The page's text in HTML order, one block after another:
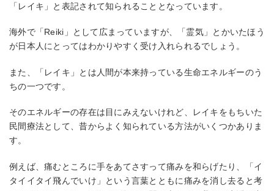
「レイキ」と表記されて知られることとなっています。
海外で「Reiki」として広まっていますが、「霊気」とかいたほう
が日本人にとってはわかりやすく受け入れられるでしょう。
また、「レイキ」とは人間が本来持っている生命エネルギーのう
ちの一つです。
そのエネルギーの存在は目にみえないけれど、レイキをもちいた
民間療法として、昔からよく知られている方法がいくつかありま
す。
例えば、痛むところに手をあてさすって痛みを和らげたり、「イ
タイイタイ飛んでいけ」という言葉とともに痛みを消し去ると考